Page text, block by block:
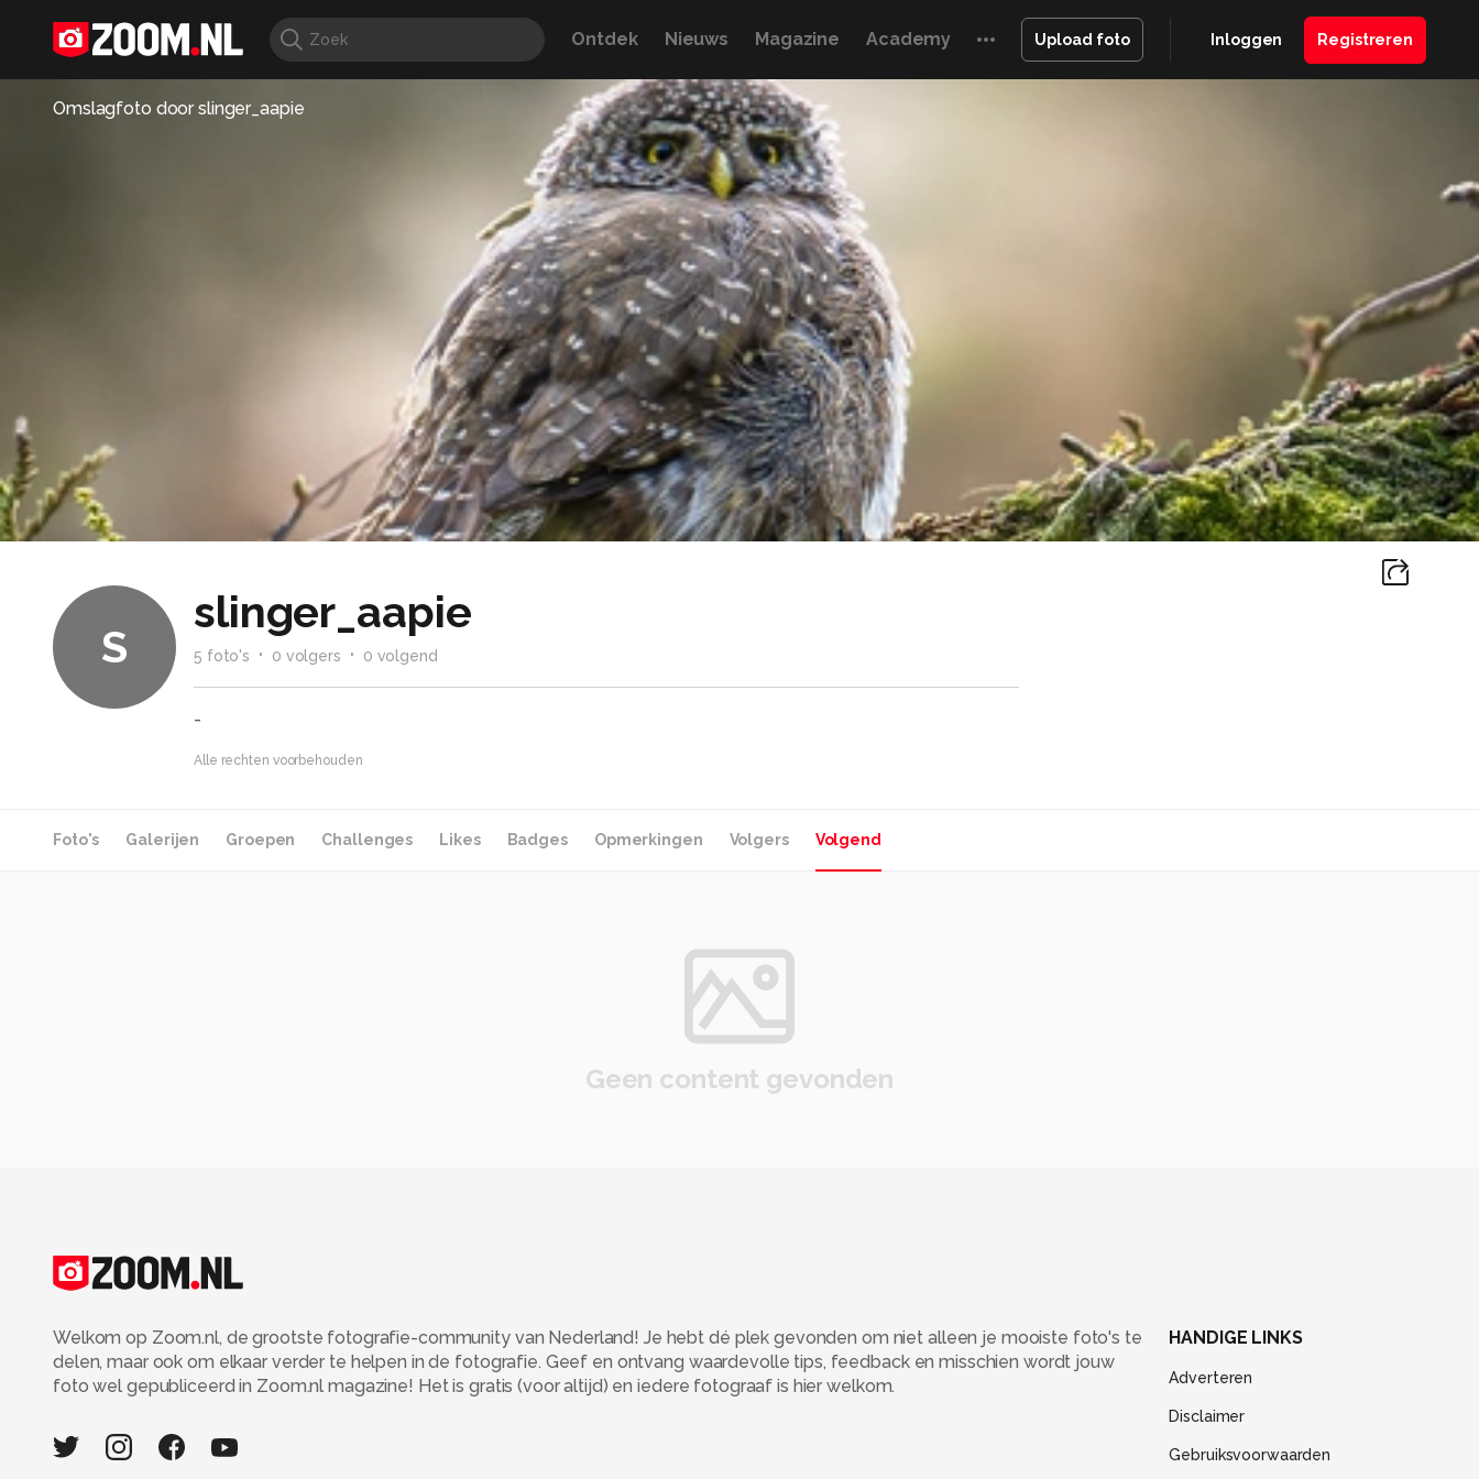
Ontdek Nieuws Magazine Academy Upload foto Inloggen Registreren
Omslagfoto doorslinger_aapie
S
slinger_aapie
5 foto's 0 volgers 0 volgend
-
Alle rechten voorbehouden
Foto's Galerijen Groepen Challenges Likes Badges Opmerkingen Volgers Volgend
Geen content gevonden
Welkom op Zoom.nl, de grootste fotografie-community van Nederland! Je hebt dé plek gevonden om niet alleen je mooiste foto's te
delen, maar ook om elkaar verder te helpen in de fotografie. Geef en ontvang waardevolle tips, feedback en misschien wordt jouw
foto wel gepubliceerd in Zoom.nl magazine! Het is gratis (voor altijd) en iedere fotograaf is hier welkom.
HANDIGE LINKS
Adverteren
Disclaimer
Gebruiksvoorwaarden